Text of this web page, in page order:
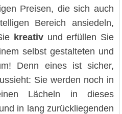
Preisen, die sich auch
Bereich ansiedeln,
kreativund erfüllen Sie
selbst gestalteten und
Denn eines ist sicher,
Sie werden noch in
Lächeln in dieses
in lang zurückliegenden